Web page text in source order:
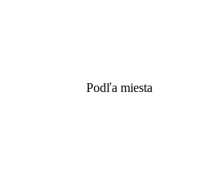
Podľa miesta